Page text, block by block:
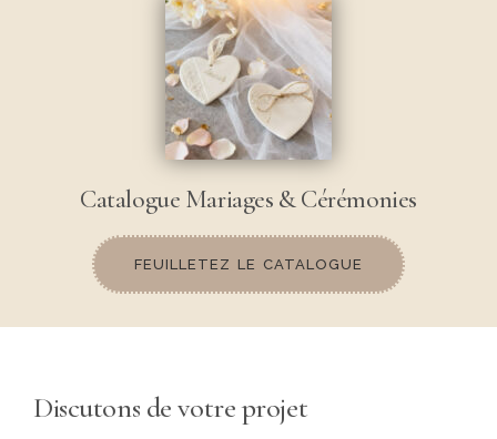
Catalogue Mariages & Cérémonies
FEUILLETEZ LE CATALOGUE
Discutons de votre projet